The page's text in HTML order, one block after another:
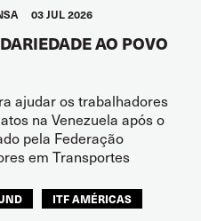
03 JUL 2026
AO POVO
ajudar os trabalhadores
na Venezuela após o
pela Federação
em Transportes
ITF AMÉRICAS